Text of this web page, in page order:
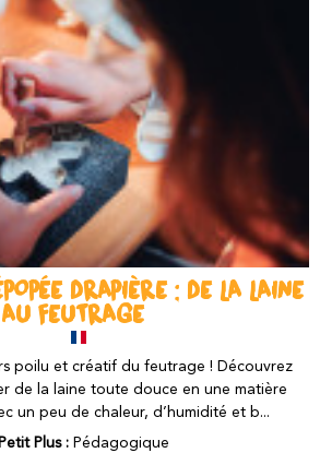
DRAPIÈRE : DE LA LAINE
AU FEUTRAGE
poilu et créatif du feutrage ! Découvrez
de la laine toute douce en une matière
un peu de chaleur, d’humidité et b...
Plus : Pédagogique